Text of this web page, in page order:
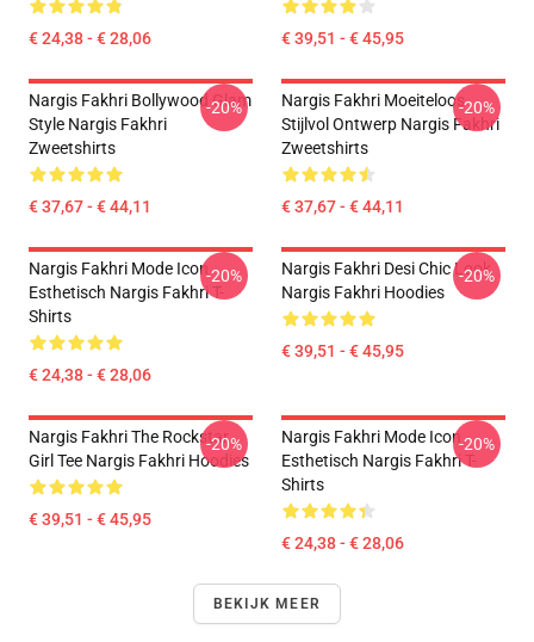
€ 24,38 - € 28,06 € 39,51 - € 45,95
Nargis Fakhri Bollywood Glam
Style Nargis Fakhri
Zweetshirts
€ 37,67 - € 44,11
-20%
Nargis Fakhri Moeiteloos
Stijlvol Ontwerp Nargis Fakhri
Zweetshirts
€ 37,67 - € 44,11
-20%
Nargis Fakhri Mode Icon
Esthetisch Nargis Fakhri T-
Shirts
€ 24,38 - € 28,06
-20%
Nargis Fakhri Desi Chic Look
Nargis Fakhri Hoodies
€ 39,51 - € 45,95
-20%
Nargis Fakhri The Rockstar
Girl Tee Nargis Fakhri Hoodies
€ 39,51 - € 45,95
-20%
Nargis Fakhri Mode Icon
Esthetisch Nargis Fakhri T-
Shirts
€ 24,38 - € 28,06
-20%
BEKIJK MEER